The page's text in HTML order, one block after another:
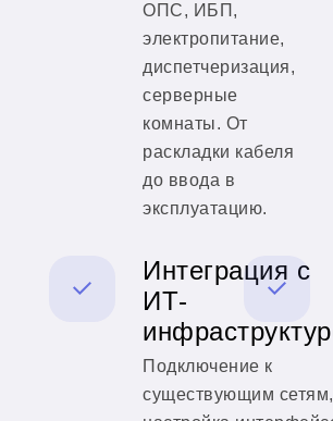
ОПС, ИБП,
электропитание,
диспетчеризация,
серверные
комнаты. От
раскладки кабеля
до ввода в
эксплуатацию.
Интеграция с
ИТ-
Подключение к
существующим сетям,